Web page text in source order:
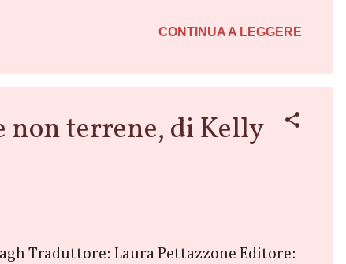
madre Stefania, una donna affascinante
CONTINUA A LEGGERE
non terrene, di Kelly
Traduttore: Laura Pettazzone Editore: